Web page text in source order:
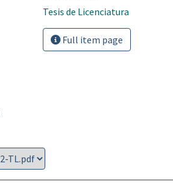
Tesis de Licenciatura
Full item page